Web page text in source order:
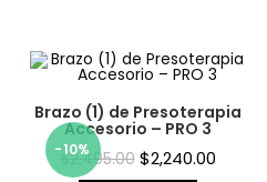
-10%
Brazo (1) de Presoterapia
Accesorio – PRO 3
$2,495.00 $2,240.00